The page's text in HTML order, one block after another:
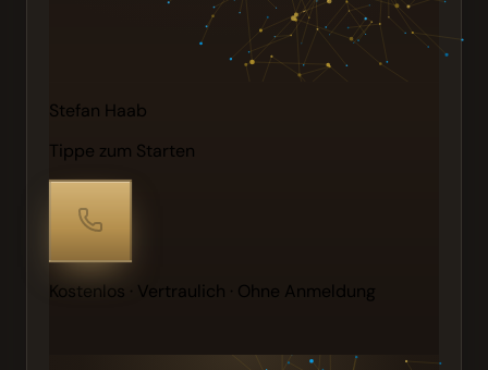
Stefan Haab
Tippe zum Starten
Kostenlos · Vertraulich · Ohne Anmeldung